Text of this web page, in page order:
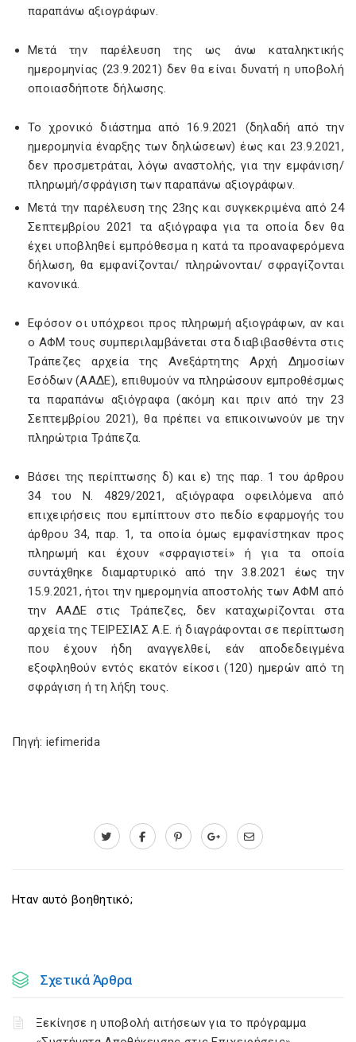
παραπάνω αξιογράφων.
Μετά την παρέλευση της ως άνω καταληκτικής
ημερομηνίας (23.9.2021) δεν θα είναι δυνατή η υποβολή
οποιασδήποτε δήλωσης.
Το χρονικό διάστημα από 16.9.2021 (δηλαδή από την
ημερομηνία έναρξης των δηλώσεων) έως και 23.9.2021,
δεν προσμετράται, λόγω αναστολής, για την εμφάνιση/
πληρωμή/σφράγιση των παραπάνω αξιογράφων.
Μετά την παρέλευση της 23ης και συγκεκριμένα από 24
Σεπτεμβρίου 2021 τα αξιόγραφα για τα οποία δεν θα
έχει υποβληθεί εμπρόθεσμα η κατά τα προαναφερόμενα
δήλωση, θα εμφανίζονται/ πληρώνονται/ σφραγίζονται
κανονικά.
Εφόσον οι υπόχρεοι προς πληρωμή αξιογράφων, αν και
ο ΑΦΜ τους συμπεριλαμβάνεται στα διαβιβασθέντα στις
Τράπεζες αρχεία της Ανεξάρτητης Αρχή Δημοσίων
Εσόδων (ΑΑΔΕ), επιθυμούν να πληρώσουν εμπροθέσμως
τα παραπάνω αξιόγραφα (ακόμη και πριν από την 23
Σεπτεμβρίου 2021), θα πρέπει να επικοινωνούν με την
πληρώτρια Τράπεζα.
Βάσει της περίπτωσης δ) και ε) της παρ. 1 του άρθρου
34 του Ν. 4829/2021, αξιόγραφα οφειλόμενα από
επιχειρήσεις που εμπίπτουν στο πεδίο εφαρμογής του
άρθρου 34, παρ. 1, τα οποία όμως εμφανίστηκαν προς
πληρωμή και έχουν «σφραγιστεί» ή για τα οποία
συντάχθηκε διαμαρτυρικό από την 3.8.2021 έως την
15.9.2021, ήτοι την ημερομηνία αποστολής των ΑΦΜ από
την ΑΑΔΕ στις Τράπεζες, δεν καταχωρίζονται στα
αρχεία της ΤΕΙΡΕΣΙΑΣ Α.Ε. ή διαγράφονται σε περίπτωση
που έχουν ήδη αναγγελθεί, εάν αποδεδειγμένα
εξοφληθούν εντός εκατόν είκοσι (120) ημερών από τη
σφράγιση ή τη λήξη τους.
Πηγή: iefimerida
Ηταν αυτό βοηθητικό;
Σχετικά Άρθρα
Ξεκίνησε η υποβολή αιτήσεων για το πρόγραμμα